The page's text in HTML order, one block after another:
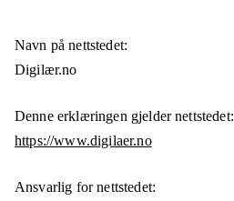
Navn på nettstedet:
Digilær.no
Denne erklæringen gjelder nettstedet:
https://www.digilaer.no
Ansvarlig for nettstedet: